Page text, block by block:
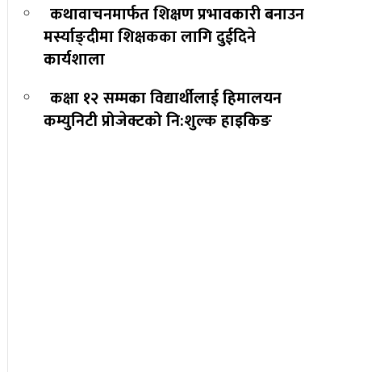
कथावाचनमार्फत शिक्षण प्रभावकारी बनाउन
मर्स्याङ्दीमा शिक्षकका लागि दुईदिने
कार्यशाला
कक्षा १२ सम्मका विद्यार्थीलाई हिमालयन
कम्युनिटी प्रोजेक्टको नि:शुल्क हाइकिङ